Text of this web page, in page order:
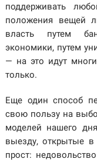
поддерживать
положения вещей
власть путем
экономики, путем
— на это идут
только.
Еще один способ
свою пользу на
моделей нашего
выезду, открытые
прост: